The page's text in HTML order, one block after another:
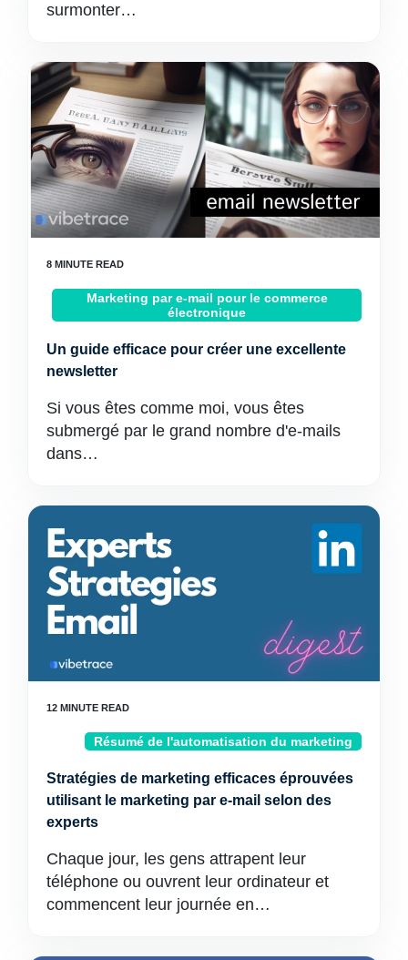
surmonter…
Marketing par e-mail pour le commerce
électronique
Un guide efficace pour créer une excellente
newsletter
Si vous êtes comme moi, vous êtes
submergé par le grand nombre d'e-mails
dans…
Résumé de l'automatisation du marketing
Stratégies de marketing efficaces éprouvées
utilisant le marketing par e-mail selon des
experts
Chaque jour, les gens attrapent leur
téléphone ou ouvrent leur ordinateur et
commencent leur journée en…